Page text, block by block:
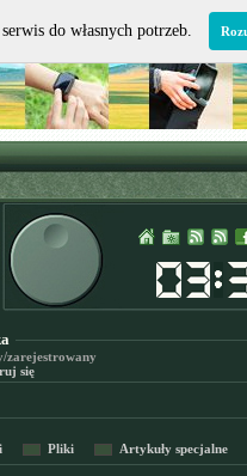
zarejestrowany
się
Pliki Artykuły specjalne
do własnych potrzeb.